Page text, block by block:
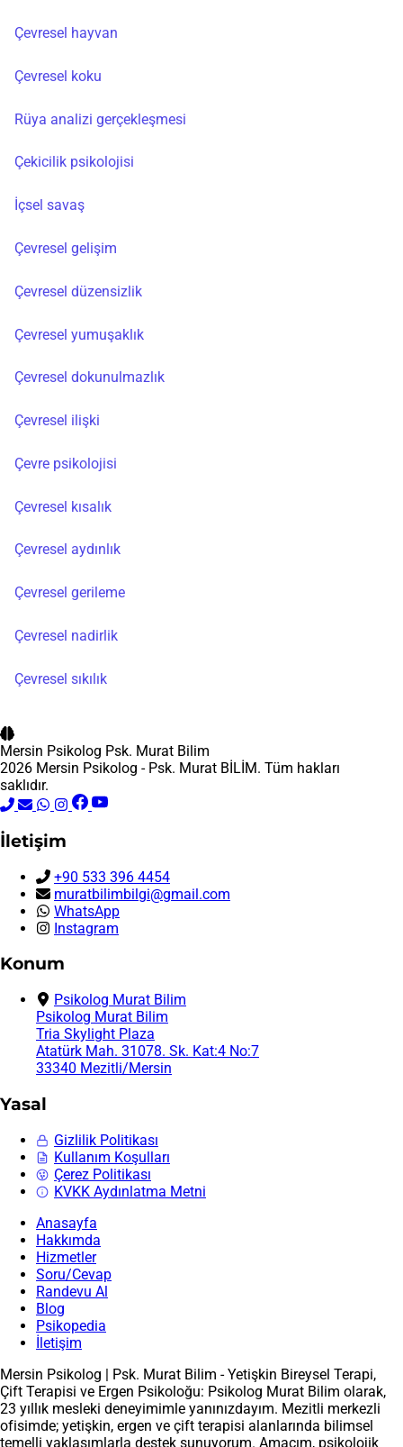
Çevresel hayvan
Çevresel koku
Rüya analizi gerçekleşmesi
Çekicilik psikolojisi
İçsel savaş
Çevresel gelişim
Çevresel düzensizlik
Çevresel yumuşaklık
Çevresel dokunulmazlık
Çevresel ilişki
Çevre psikolojisi
Çevresel kısalık
Çevresel aydınlık
Çevresel gerileme
Çevresel nadirlik
Çevresel sıkılık
Mersin Psikolog Psk. Murat Bilim
2026 Mersin Psikolog - Psk. Murat BİLİM. Tüm hakları
saklıdır.
İletişim
+90 533 396 4454
muratbilimbilgi@gmail.com
WhatsApp
Instagram
Konum
Psikolog Murat Bilim
Psikolog Murat Bilim
Tria Skylight Plaza
Atatürk Mah. 31078. Sk. Kat:4 No:7
33340 Mezitli/Mersin
Yasal
Gizlilik Politikası
Kullanım Koşulları
Çerez Politikası
KVKK Aydınlatma Metni
Anasayfa
Hakkımda
Hizmetler
Soru/Cevap
Randevu Al
Blog
Psikopedia
İletişim
Mersin Psikolog | Psk. Murat Bilim - Yetişkin Bireysel Terapi,
Çift Terapisi ve Ergen Psikoloğu: Psikolog Murat Bilim olarak,
23 yıllık mesleki deneyimimle yanınızdayım. Mezitli merkezli
ofisimde; yetişkin, ergen ve çift terapisi alanlarında bilimsel
temelli yaklaşımlarla destek sunuyorum. Amacım, psikolojik